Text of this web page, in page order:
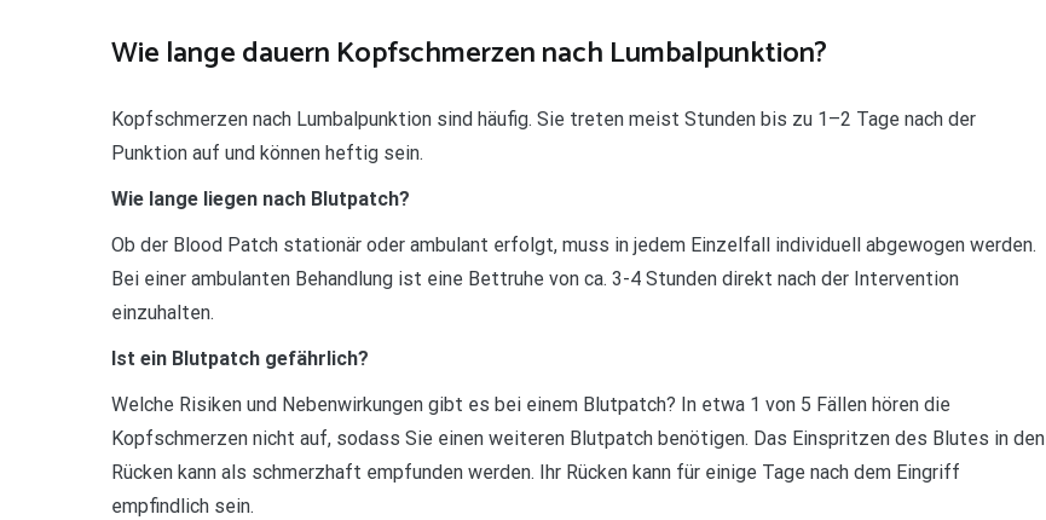
Wie lange dauern Kopfschmerzen nach Lumbalpunktion?
Kopfschmerzen nach Lumbalpunktion sind häufig. Sie treten meist Stunden bis zu 1–2 Tage nach der
Punktion auf und können heftig sein.
Wie lange liegen nach Blutpatch?
Ob der Blood Patch stationär oder ambulant erfolgt, muss in jedem Einzelfall individuell abgewogen werden.
Bei einer ambulanten Behandlung ist eine Bettruhe von ca. 3-4 Stunden direkt nach der Intervention
einzuhalten.
Ist ein Blutpatch gefährlich?
Welche Risiken und Nebenwirkungen gibt es bei einem Blutpatch? In etwa 1 von 5 Fällen hören die
Kopfschmerzen nicht auf, sodass Sie einen weiteren Blutpatch benötigen. Das Einspritzen des Blutes in den
Rücken kann als schmerzhaft empfunden werden. Ihr Rücken kann für einige Tage nach dem Eingriff
empfindlich sein.